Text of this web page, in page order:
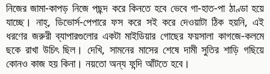
নিজের জামা-কাপড় নিজে পছন্দ করে কিনতে হবে ভেবে গা-হাত-পা ঠাণ্ডা হয়ে
যাচ্ছে। নাহ্‌, ডিভোর্স-পেপারে ফস করে সই করে দেওয়াটা ঠিক হয়নি, এই
ধরণের জরুরী ব্যাপারগুলোর একটা মাইডিয়ার গোছের ফয়সালা কাগজে-কলমে
ছকে রাখা উচিৎ ছিল। দেখি, সামনের মাসের শেষে দামী সুতির শাড়ি গছিয়ে
কোনও কাজ হয় কিনা। নয়তো অন্য ফন্দি আঁটতে হবে।